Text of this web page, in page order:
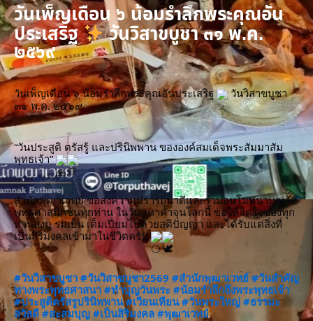
วันเพ็ญเดือน ๖ น้อมรำลึกพระคุณอัน
ประเสริฐ วันวิสาขบูชา ๓๑ พ.ค.
๒๕๖๙
วันเพ็ญเดือน ๖ น้อมรำลึกพระคุณอันประเสริฐ
วันวิสาขบูชา
๓๑ พ.ค. ๒๕๖๙
“วันประสูติ ตรัสรู้ และปรินิพพาน ขององค์สมเด็จพระสัมมาสัม
พุทธเจ้า”
สำนักพุฒาเวทย์ ขอส่งความปรารถนาดีและร่วมอนุโมทนาบุญกับ
พุทธศาสนิกชนทุกท่าน ในวันมหาค้ำจุนโลกนี้ ขอให้จิตใจของทุก
ท่านสงบ ร่มเย็น เต็มเปี่ยมไปด้วยสติปัญญา และได้รับแต่สิ่งที่
เป็นสิริมงคลเข้ามาในชีวิตครับ
#วันวิสาขบูชา #วันวิสาขบูชา2569 #สำนักพุฒาเวทย์ #วันสำคัญ
ทางพระพุทธศาสนา #ทำบุญวันพระ #น้อมรำลึกถึงพระพุทธเจ้า
#ประสูติตรัสรูปรินิพพาน #เวียนเทียน #วันพระใหญ่ #ธรรมะ
สวัสดี #สะสมบุญ #เป็นสิริมงคล #พุฒาเวทย์